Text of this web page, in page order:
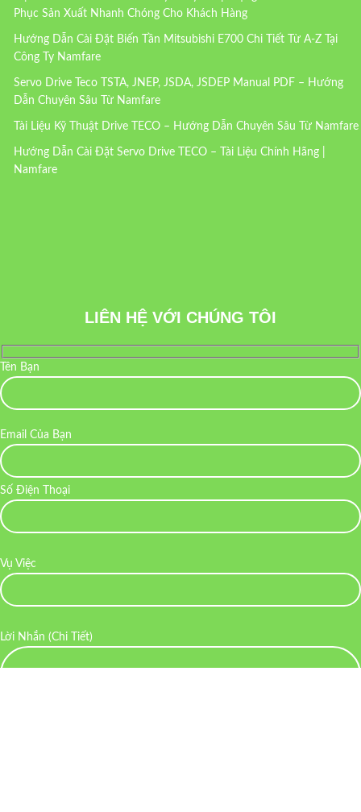
Phục Sản Xuất Nhanh Chóng Cho Khách Hàng
Hướng Dẫn Cài Đặt Biến Tần Mitsubishi E700 Chi Tiết Từ A-Z Tại
Công Ty Namfare
Servo Drive Teco TSTA, JNEP, JSDA, JSDEP Manual PDF – Hướng
Dẫn Chuyên Sâu Từ Namfare
Tài Liệu Kỹ Thuật Drive TECO – Hướng Dẫn Chuyên Sâu Từ Namfare
Hướng Dẫn Cài Đặt Servo Drive TECO – Tài Liệu Chính Hãng |
Namfare
LIÊN HỆ VỚI CHÚNG TÔI
Tên Bạn
Email Của Bạn
Số Điện Thoại
Vụ Việc
Lời Nhắn (Chi Tiết)